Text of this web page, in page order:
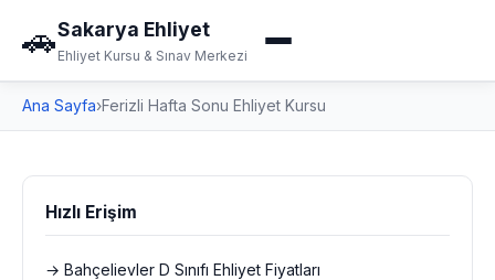
🚗Sakarya Ehliyet
Ehliyet Kursu & Sınav Merkezi
Ana Sayfa›Ferizli Hafta Sonu Ehliyet Kursu
Hızlı Erişim
→ Bahçelievler D Sınıfı Ehliyet Fiyatları